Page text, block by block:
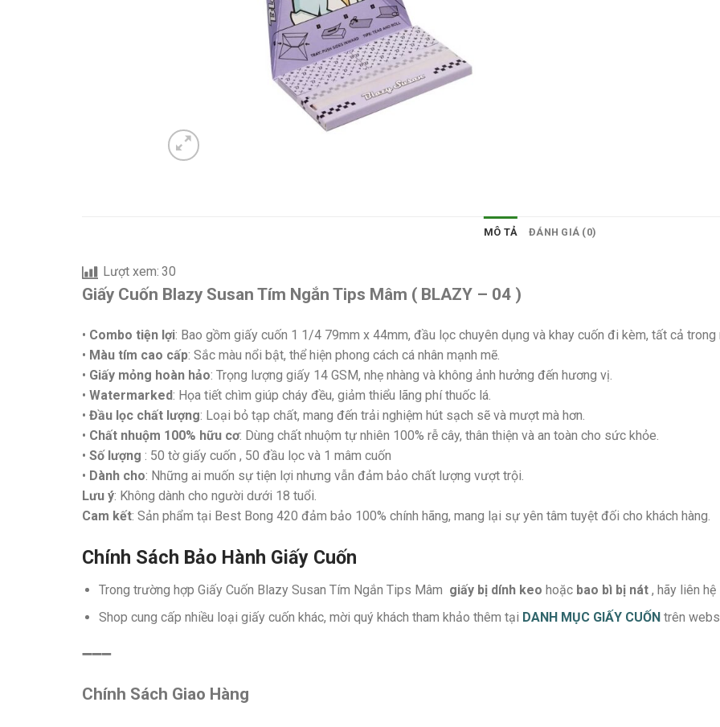
MÔ TẢ ĐÁNH GIÁ (0)
Lượt xem: 30
Giấy Cuốn Blazy Susan Tím Ngắn Tips Mâm ( BLAZY – 04 )
• Combo tiện lợi: Bao gồm giấy cuốn 1 1/4 79mm x 44mm, đầu lọc chuyên dụng và khay cuốn đi kèm, tất cả trong
• Màu tím cao cấp: Sắc màu nổi bật, thể hiện phong cách cá nhân mạnh mẽ.
• Giấy mỏng hoàn hảo: Trọng lượng giấy 14 GSM, nhẹ nhàng và không ảnh hưởng đến hương vị.
• Watermarked: Họa tiết chìm giúp cháy đều, giảm thiểu lãng phí thuốc lá.
• Đầu lọc chất lượng: Loại bỏ tạp chất, mang đến trải nghiệm hút sạch sẽ và mượt mà hơn.
• Chất nhuộm 100% hữu cơ: Dùng chất nhuộm tự nhiên 100% rễ cây, thân thiện và an toàn cho sức khỏe.
• Số lượng : 50 tờ giấy cuốn , 50 đầu lọc và 1 mâm cuốn
• Dành cho: Những ai muốn sự tiện lợi nhưng vẫn đảm bảo chất lượng vượt trội.
Lưu ý: Không dành cho người dưới 18 tuổi.
Cam kết: Sản phẩm tại Best Bong 420 đảm bảo 100% chính hãng, mang lại sự yên tâm tuyệt đối cho khách hàng.
Chính Sách Bảo Hành Giấy Cuốn
Trong trường hợp Giấy Cuốn Blazy Susan Tím Ngắn Tips Mâm giấy bị dính keo hoặc bao bì bị nát, hãy liên
Shop cung cấp nhiều loại giấy cuốn khác, mời quý khách tham khảo thêm tại DANH MỤC GIẤY CUỐN trên
➖➖➖
Chính Sách Giao Hàng